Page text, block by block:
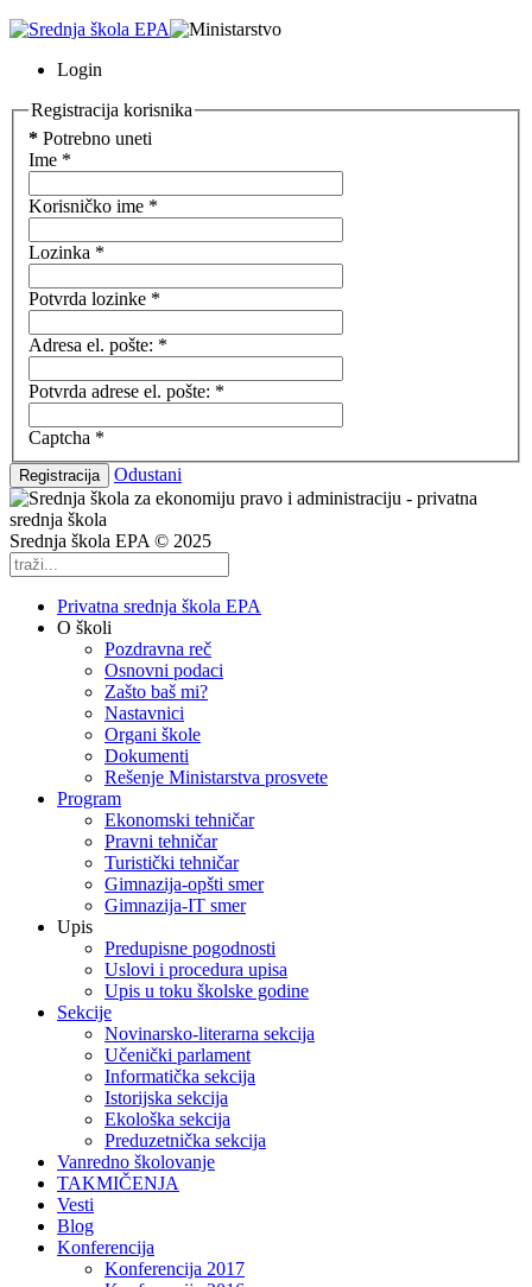
Login
Registracija korisnika
* Potrebno uneti
Ime *
Korisničko ime *
Lozinka *
Potvrda lozinke *
Adresa el. pošte: *
Potvrda adrese el. pošte: *
Captcha *
Registracija Odustani
Srednja škola EPA © 2025
Privatna srednja škola EPA
O školi
Pozdravna reč
Osnovni podaci
Zašto baš mi?
Nastavnici
Organi škole
Dokumenti
Rešenje Ministarstva prosvete
Program
Ekonomski tehničar
Pravni tehničar
Turistički tehničar
Gimnazija-opšti smer
Gimnazija-IT smer
Upis
Predupisne pogodnosti
Uslovi i procedura upisa
Upis u toku školske godine
Sekcije
Novinarsko-literarna sekcija
Učenički parlament
Informatička sekcija
Istorijska sekcija
Ekološka sekcija
Preduzetnička sekcija
Vanredno školovanje
TAKMIČENJA
Vesti
Blog
Konferencija
Konferencija 2017